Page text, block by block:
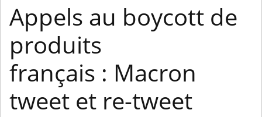
Appels au boycott de
produits
français : Macron
tweet et re-tweet